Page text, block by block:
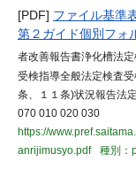
[PDF] ファイル基準
第２ガイド個別フォ
者改善報告書浄化槽法
受検指導全般法定検査
条、１１条)状況報告法
070 010 020 030
https://
anrijimusyo.pdf
種別：